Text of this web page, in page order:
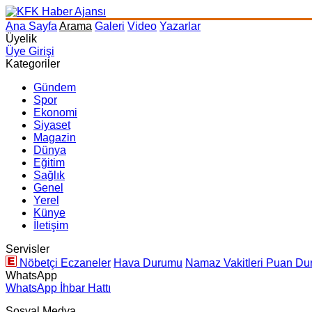
Ana Sayfa Arama Galeri Video Yazarlar
Üyelik
Üye Girişi
Kategoriler
Gündem
Spor
Ekonomi
Siyaset
Magazin
Dünya
Eğitim
Sağlık
Genel
Yerel
Künye
İletişim
Servisler
Nöbetçi Eczaneler Hava Durumu Namaz Vakitleri Puan
WhatsApp
WhatsApp İhbar Hattı